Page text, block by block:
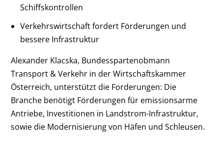
Schiffskontrollen
Verkehrswirtschaft fordert Förderungen und
bessere Infrastruktur
Alexander Klacska, Bundesspartenobmann
Transport & Verkehr in der Wirtschaftskammer
Österreich, unterstützt die Forderungen: Die
Branche benötigt Förderungen für emissionsarme
Antriebe, Investitionen in Landstrom-Infrastruktur,
sowie die Modernisierung von Häfen und Schleusen.